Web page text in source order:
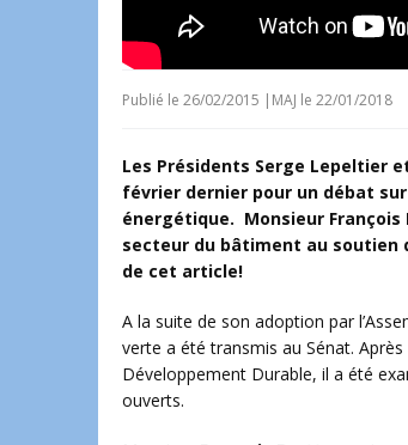
Publié le 26/02/2015 | MAJ le 22/01/2018
Les Présidents Serge Lepeltier
février dernier pour un débat
énergétique. Monsieur
secteur du bâtiment au soutien
de cet article!
A la suite de son adoption par
verte a été transmis au Sénat.
Développement Durable, il a été
ouverts.